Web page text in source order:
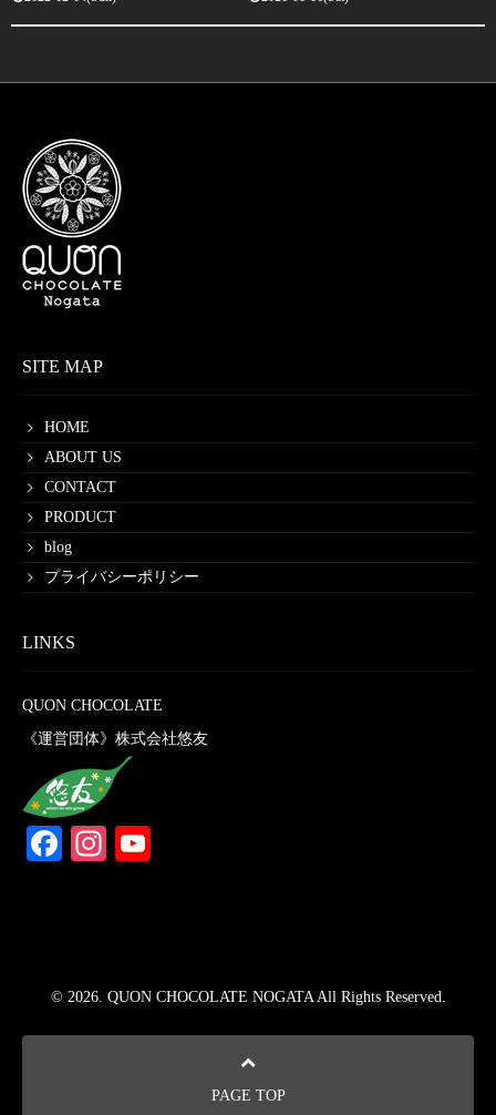
SITE MAP
HOME
ABOUT US
CONTACT
PRODUCT
blog
プライバシーポリシー
LINKS
QUON CHOCOLATE
《運営団体》株式会社悠友
Facebook
Instagram
© 2026. QUON CHOCOLATE NOGATA All Rights Reserved.
PAGE TOP